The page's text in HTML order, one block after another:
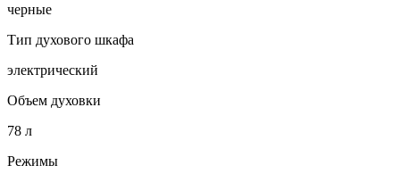
черные
Тип духового шкафа
электрический
Объем духовки
78 л
Режимы